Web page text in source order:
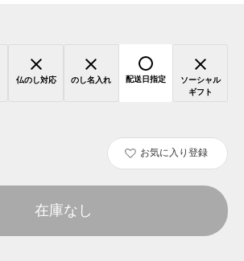
仏のし対応 のし名入れ 配送日指定
ソーシャル
ギフト
お気に入り登録
在庫なし